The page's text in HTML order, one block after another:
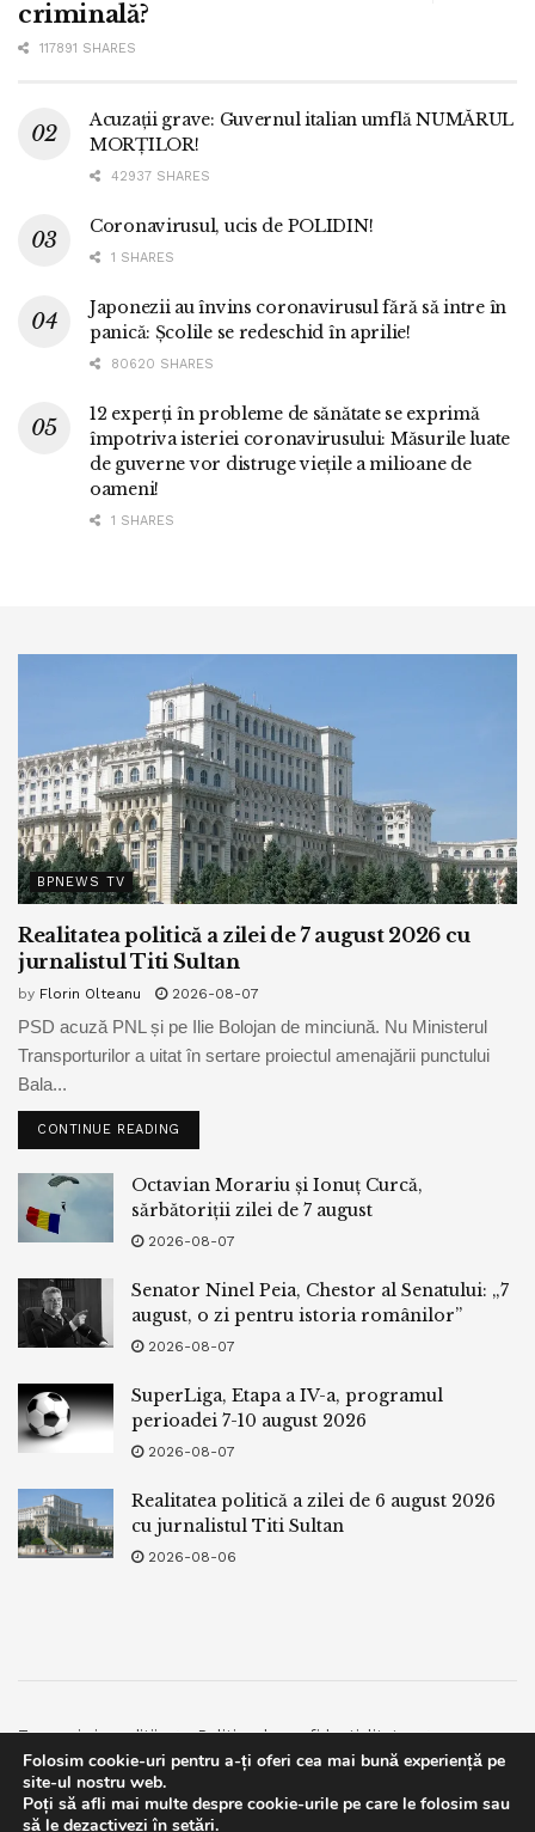
criminală?
117891 SHARES
Acuzații grave: Guvernul italian umflă NUMĂRUL
MORȚILOR!
42937 SHARES
Coronavirusul, ucis de POLIDIN!
1 SHARES
Japonezii au învins coronavirusul fără să intre în
panică: Școlile se redeschid în aprilie!
80620 SHARES
12 experți în probleme de sănătate se exprimă
împotriva isteriei coronavirusului: Măsurile luate
de guverne vor distruge viețile a milioane de
oameni!
1 SHARES
BPNEWS TV
Realitatea politică a zilei de 7 august 2026 cu
jurnalistul Titi Sultan
by Florin Olteanu 2026-08-07
PSD acuză PNL și pe Ilie Bolojan de minciună. Nu Ministerul
Transporturilor a uitat în sertare proiectul amenajării punctului
Bala...
CONTINUE READING
Octavian Morariu și Ionuț Curcă,
sărbătoriții zilei de 7 august
2026-08-07
Senator Ninel Peia, Chestor al Senatului: „7
august, o zi pentru istoria românilor”
2026-08-07
SuperLiga, Etapa a IV-a, programul
perioadei 7-10 august 2026
2026-08-07
Realitatea politică a zilei de 6 august 2026
cu jurnalistul Titi Sultan
2026-08-06
Termeni si conditii
Politica de confidentialitate
Facebook
Contact
© 2019bpnews- Business & Politics Newsbpnews.
Folosim cookie-uri pentru a-ți oferi cea mai bună experiență pe
site-ul nostru web.
Poți să afli mai multe despre cookie-urile pe care le folosim sau
să le dezactivezi în setări.
This website uses GDPR cookies. By continuing to use this